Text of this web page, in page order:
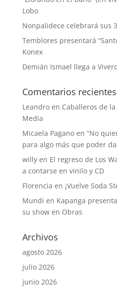
Lobo
Nonpalidece celebrará sus
Temblores presentará
Konex
Demián Ismael llega a
Comentarios recientes
Leandroen Caballeros de
Media
Micaela Paganoen “No
para algo más que poder
willyen El regreso de Los
a contarse en vinilo y CD
Florencia en ¡Vuelve Soda
Mundi en Kapanga
su show en Obras
Archivos
agosto 2026
julio 2026
junio 2026